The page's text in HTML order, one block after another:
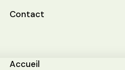
Contact
Accueil